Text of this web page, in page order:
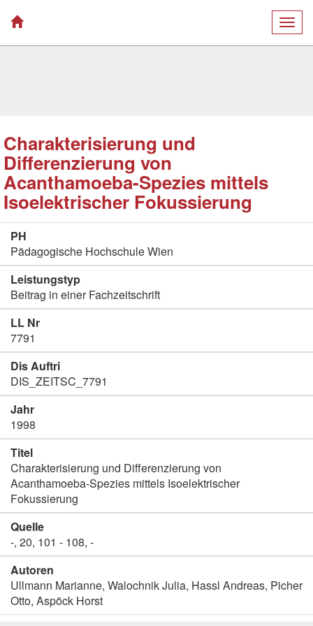
Charakterisierung und
Differenzierung von
Acanthamoeba-Spezies mittels
Isoelektrischer Fokussierung
PH
Pädagogische Hochschule Wien
Leistungstyp
Beitrag in einer Fachzeitschrift
LL Nr
7791
Dis Auftri
DIS_ZEITSC_7791
Jahr
1998
Titel
Charakterisierung und Differenzierung von
Acanthamoeba-Spezies mittels Isoelektrischer
Fokussierung
Quelle
-, 20, 101 - 108, -
Autoren
Ullmann Marianne, Walochnik Julia, Hassl Andreas, Picher
Otto, Aspöck Horst